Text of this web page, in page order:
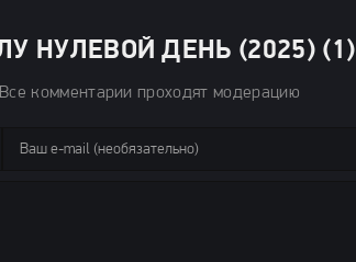
НУЛЕВОЙ ДЕНЬ (2025) (1)
комментарии проходят модерацию